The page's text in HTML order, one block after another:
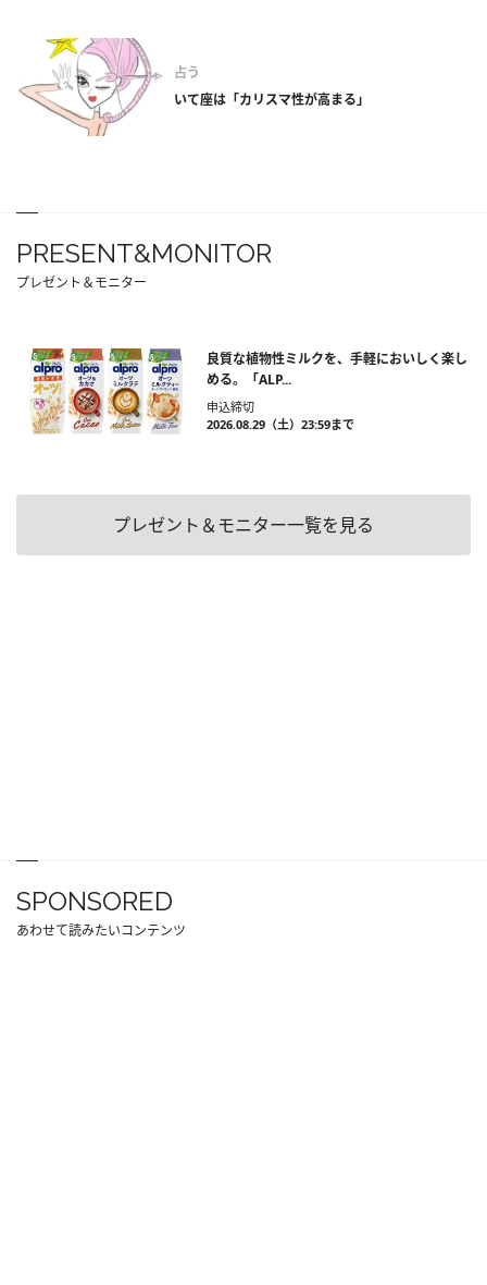
占う
いて座は「カリスマ性が高まる」
PRESENT&MONITOR
プレゼント＆モニター
良質な植物性ミルクを、手軽においしく楽し
める。「ALP...
申込締切
2026.08.29（土）23:59まで
プレゼント＆モニター一覧を見る
SPONSORED
あわせて読みたいコンテンツ